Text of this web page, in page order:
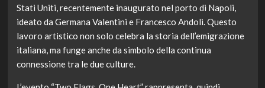
Stati Uniti, recentemente inaugurato nel porto di Napoli,
ideato da Germana Valentini e Francesco Andoli. Questo
lavoro artistico non solo celebra la storia dell’emigrazione
italiana, ma funge anche da simbolo della continua
connessione tra le due culture.